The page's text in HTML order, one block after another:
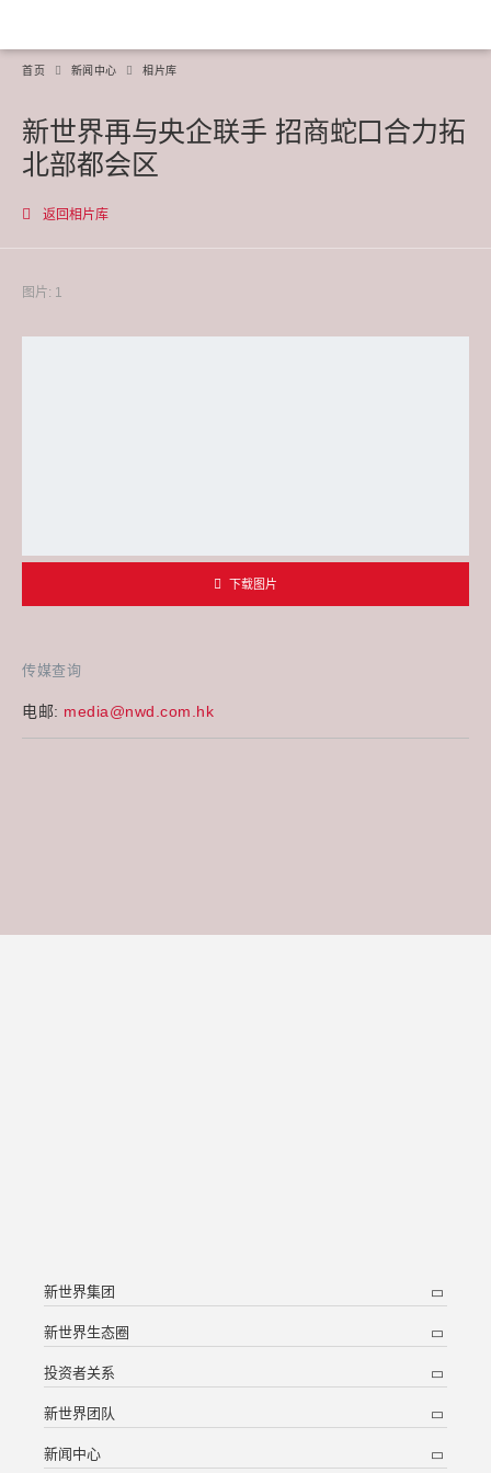
首页 新闻中心 相片库
新世界再与央企联手 招商蛇口合力拓
北部都会区
传媒查询
电邮: media@nwd.com.hk
返回相片库
图片: 1
下载图片
新世界集团
新世界生态圈
投资者关系
新世界团队
新闻中心